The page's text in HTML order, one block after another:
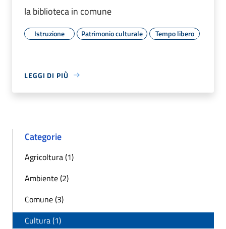
la biblioteca in comune
Istruzione Patrimonio culturale Tempo libero
LEGGI DI PIÙ
Categorie
Agricoltura (1)
Ambiente (2)
Comune (3)
Cultura (1)